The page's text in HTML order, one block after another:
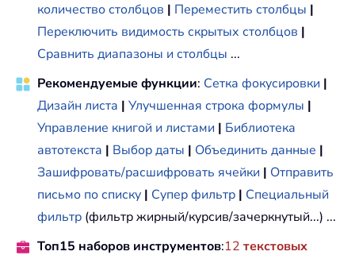
количество столбцов | Переместить столбцы |
Переключить видимость скрытых столбцов |
Сравнить диапазоны и столбцы ...
Рекомендуемые функции: Сетка фокусировки |
Дизайн листа | Улучшенная строка формулы |
Управление книгой и листами | Библиотека
автотекста | Выбор даты | Объединить данные |
Зашифровать/расшифровать ячейки | Отправить
письмо по списку | Супер фильтр | Специальный
фильтр (фильтр жирный/курсив/зачеркнутый...) ...
Топ15 наборов инструментов:12 текстовых